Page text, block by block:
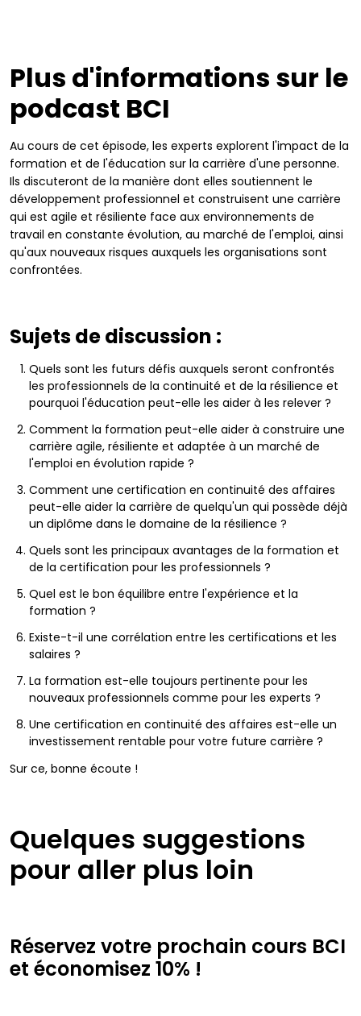
Plus d'informations sur le
podcast BCI
Au cours de cet épisode, les experts explorent l'impact de la
formation et de l'éducation sur la carrière d'une personne.
Ils discuteront de la manière dont elles soutiennent le
développement professionnel et construisent une carrière
qui est agile et résiliente face aux environnements de
travail en constante évolution, au marché de l'emploi, ainsi
qu'aux nouveaux risques auxquels les organisations sont
confrontées.
Sujets de discussion :
Quels sont les futurs défis auxquels seront confrontés
les professionnels de la continuité et de la résilience et
pourquoi l'éducation peut-elle les aider à les relever ?
Comment la formation peut-elle aider à construire une
carrière agile, résiliente et adaptée à un marché de
l'emploi en évolution rapide ?
Comment une certification en continuité des affaires
peut-elle aider la carrière de quelqu'un qui possède déjà
un diplôme dans le domaine de la résilience ?
Quels sont les principaux avantages de la formation et
de la certification pour les professionnels ?
Quel est le bon équilibre entre l'expérience et la
formation ?
Existe-t-il une corrélation entre les certifications et les
salaires ?
La formation est-elle toujours pertinente pour les
nouveaux professionnels comme pour les experts ?
Une certification en continuité des affaires est-elle un
investissement rentable pour votre future carrière ?
Sur ce, bonne écoute !
Quelques suggestions
pour aller plus loin
Réservez votre prochain cours BCI
et économisez 10% !